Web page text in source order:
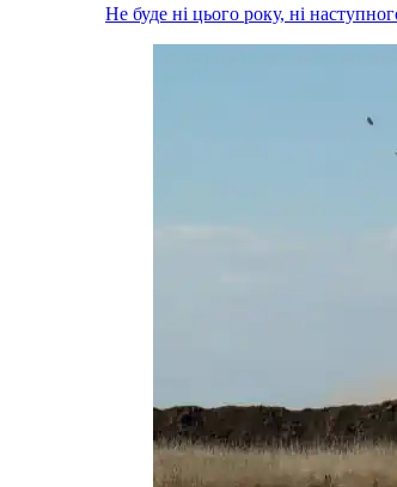
Не буде ні цього року, ні